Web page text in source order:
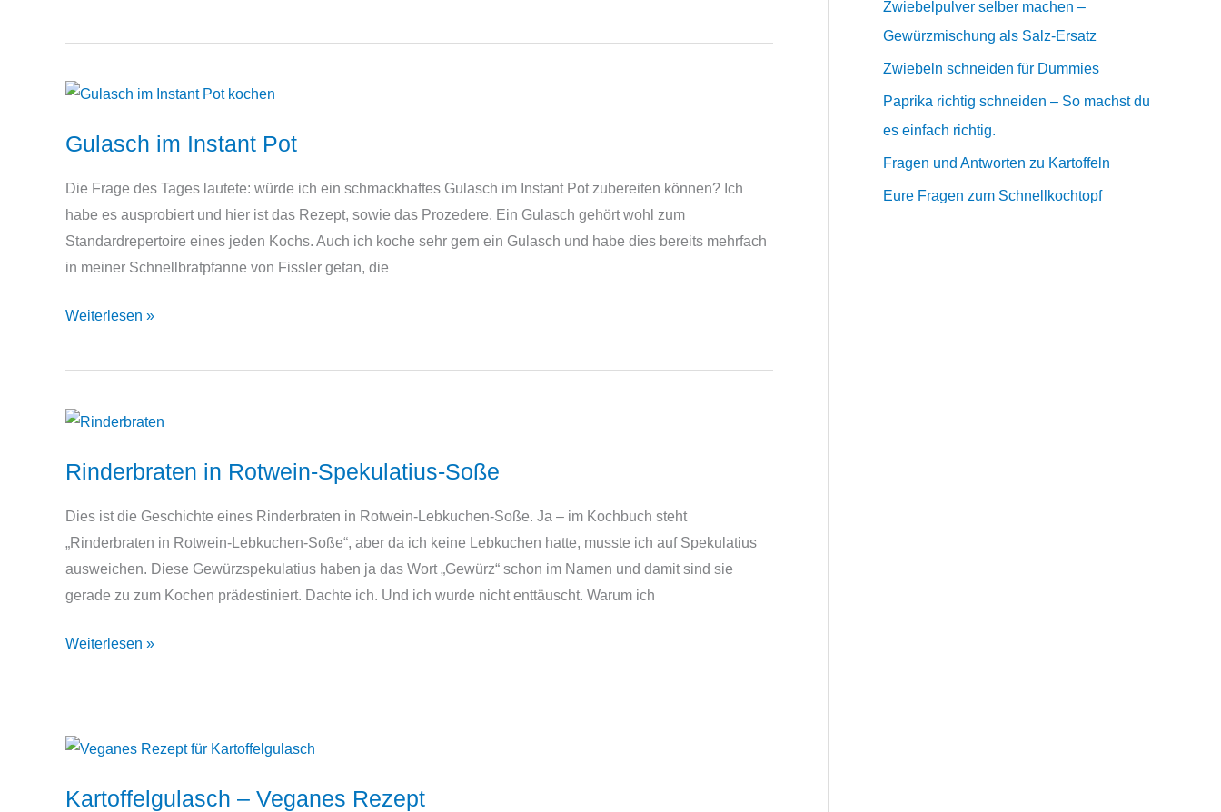
dem
Pot
Gulasch im Instant Pot
Die Frage des Tages lautete: würde ich ein schmackhaftes Gulasch im Instant Pot zubereiten können? Ich
habe es ausprobiert und hier ist das Rezept, sowie das Prozedere. Ein Gulasch gehört wohl zum
Standardrepertoire eines jeden Kochs. Auch ich koche sehr gern ein Gulasch und habe dies bereits mehrfach
in meiner Schnellbratpfanne von Fissler getan, die
Gulasch
Instant
Weiterlesen »
Rinderbraten in Rotwein-Spekulatius-Soße
Dies ist die Geschichte eines Rinderbraten in Rotwein-Lebkuchen-Soße. Ja – im Kochbuch steht
„Rinderbraten in Rotwein-Lebkuchen-Soße“, aber da ich keine Lebkuchen hatte, musste ich auf Spekulatius
ausweichen. Diese Gewürzspekulatius haben ja das Wort „Gewürz“ schon im Namen und damit sind sie
gerade zu zum Kochen prädestiniert. Dachte ich. Und ich wurde nicht enttäuscht. Warum ich
Rinderbraten
Rotwein-
Soße
Weiterlesen »
Kartoffelgulasch – Veganes Rezept
Zwiebelpulver selber machen –
Gewürzmischung als Salz-Ersatz
Zwiebeln schneiden für Dummies
Paprika richtig schneiden – So machst du
es einfach richtig.
Fragen und Antworten zu Kartoffeln
Eure Fragen zum Schnellkochtopf